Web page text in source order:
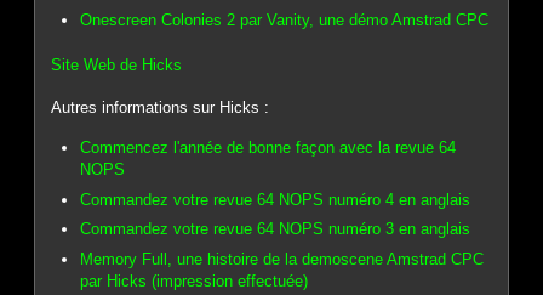
Onescreen Colonies 2 par Vanity, une démo Amstrad CPC
Site Web de Hicks
Autres informations sur Hicks :
Commencez l'année de bonne façon avec la revue 64
NOPS
Commandez votre revue 64 NOPS numéro 4 en anglais
Commandez votre revue 64 NOPS numéro 3 en anglais
Memory Full, une histoire de la demoscene Amstrad CPC
par Hicks (impression effectuée)